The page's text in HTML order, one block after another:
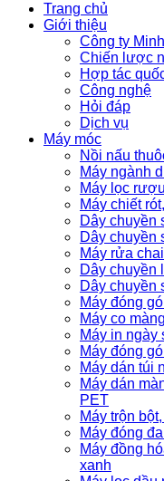
Trang chủ
Giới thiệu
Công ty
Chiến lược
Hợp tác
Công nghệ
Hỏi đáp
Dịch vụ
Máy móc
Nồi nấu
Máy ngành
Máy lọc rượu
Máy chiết
Dây chuyền
Dây chuyền
Máy rửa
Dây chuyền
Dây chuyền
Máy đóng
Máy co
Máy in ngày
Máy đóng
Máy dán túi
Máy dán
PET
Máy trộn
Máy đóng
Máy đồng
xanh